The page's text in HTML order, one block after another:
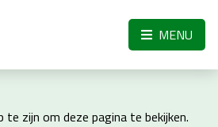
MENU
te zijn om deze pagina te bekijken.